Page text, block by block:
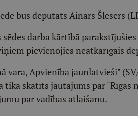
būs deputāts Ainārs Šlesers
darba kārtībā
pievienojies neatkarīgais
vara, Apvienība jaunlatvieši"
tika skatīts jautājums par "Rīgas
par vadības atlaišanu.